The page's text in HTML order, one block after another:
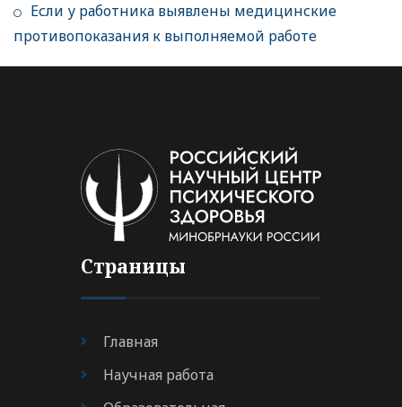
Если у работника выявлены медицинские
противопоказания к выполняемой работе
Страницы
Главная
Научная работа